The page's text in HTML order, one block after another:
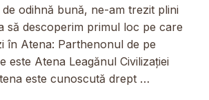
odihnă bună, ne-am trezit plini
să descoperim primul loc pe care
în Atena: Parthenonul de pe
este Atena Leagănul Civilizației
este cunoscută drept …